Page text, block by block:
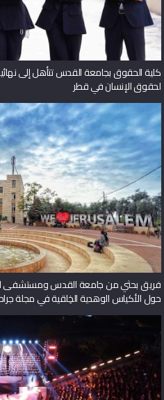
كلية الحقوق بجامعة القدس تتأهل إلى
لحقوق الإنسان في قطر
فريق بحثي من جامعة القدس ومستشفى
حول الأكياس الوهدية الخِلقية في مجلة